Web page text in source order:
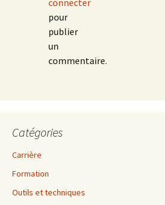
connecter
pour
publier
un
commentaire.
Catégories
Carrière
Formation
Outils et techniques